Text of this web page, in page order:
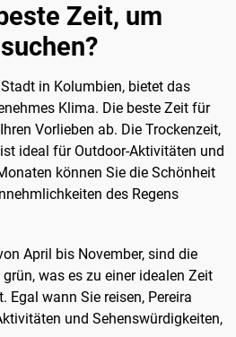
Zeit, um
in Kolumbien, bietet das
Klima. Die beste Zeit für
Vorlieben ab. Die Trockenzeit,
ideal für Outdoor-Aktivitäten und
können Sie die Schönheit
des Regens
April bis November, sind die
was es zu einer idealen Zeit
Egal wann Sie reisen, Pereira
und Sehenswürdigkeiten,